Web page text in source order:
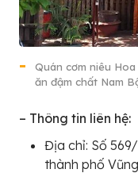
Quán cơm niêu
ăn đậm chất Nam
– Thông tin liên hệ:
Địa chỉ: Số
thành phố